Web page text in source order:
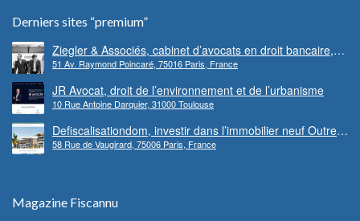
Derniers sites “premium”
Ziegler & Associés, cabinet d’avocats en droit bancaire,
cryptomonnaie et escroqueries financières
51 Av. Raymond Poincaré, 75016 Paris, France
JR Avocat, droit de l’environnement et de l’urbanisme
10 Rue Antoine Darquier, 31000 Toulouse
Defiscalisationdom, investir dans l’immobilier neuf Outre-
mer
58 Rue de Vaugirard, 75006 Paris, France
Magazine Fiscannu